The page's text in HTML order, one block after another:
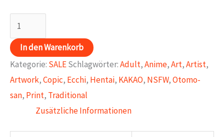
KAKAO
Karte
037
Menge
In den Warenkorb
Kategorie: SALESchlagwörter:Adult,Anime,Art,Artist,
Artwork,Copic, Ecchi, Hentai, KAKAO, NSFW,Otomo-
san, Print, Traditional
Zusätzliche Informationen